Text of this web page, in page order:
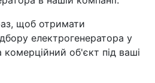
щоб отримати
електрогенератора у
об'єкт під ваші